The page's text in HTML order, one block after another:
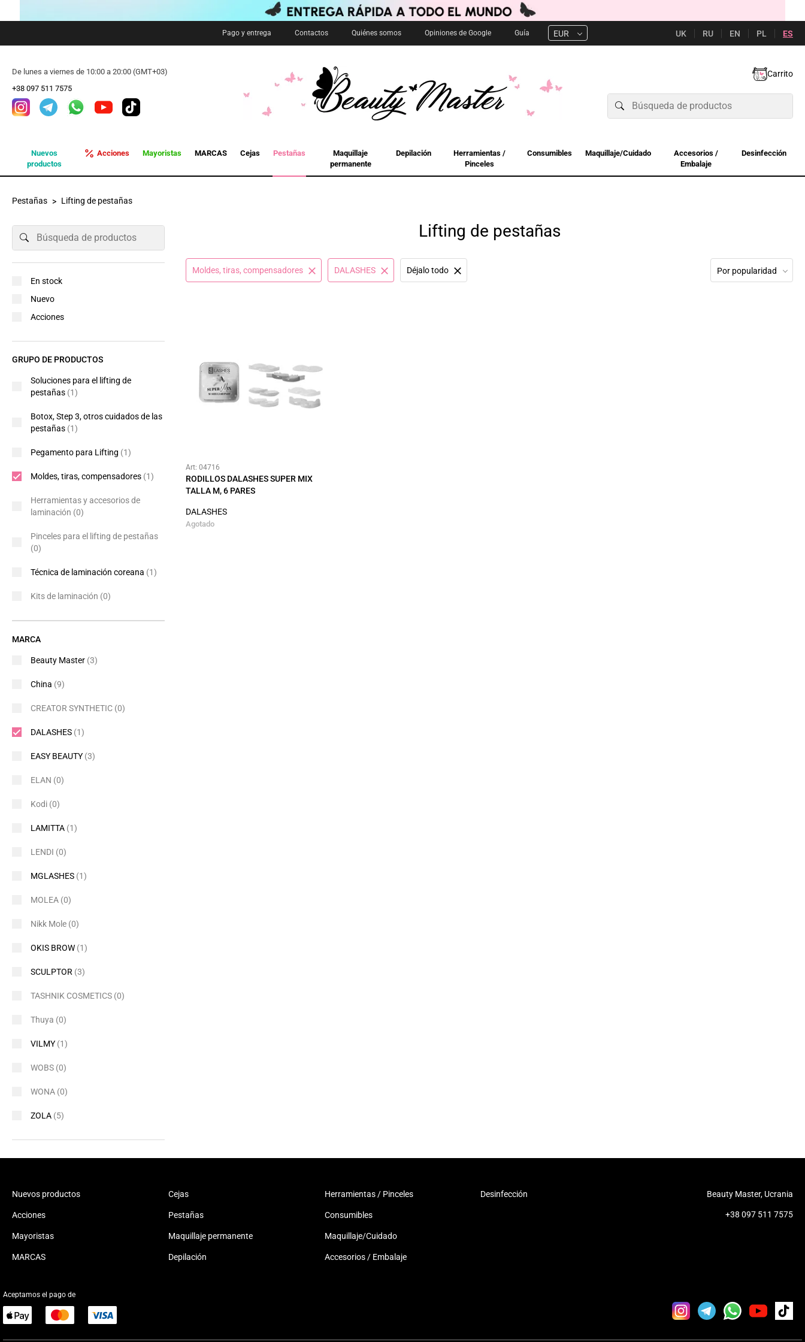
Pago y entrega Contactos Quiénes somos Opiniones de Google Guía EUR UK RU EN PL ES
De lunes a viernes de 10:00 a 20:00 (GMT+03)
+38 097 511 7575
Carrito
Nuevos
productos
Acciones Mayoristas MARCAS Cejas Pestañas
Maquillaje
permanente
Depilación
Herramientas /
Pinceles
Consumibles Maquillaje/Cuidado
Accesorios /
Embalaje
Desinfección
Pestañas Lifting de pestañas
Lifting de pestañas
Por popularidad
Moldes, tiras, compensadores DALASHES Déjalo todo
Art: 04716
RODILLOS DALASHES SUPER MIX
TALLA M, 6 PARES
DALASHES
Agotado
En stock
Nuevo
Acciones
GRUPO DE PRODUCTOS
Soluciones para el lifting de
pestañas (1)
Botox, Step 3, otros cuidados de las
pestañas (1)
Pegamento para Lifting (1)
Moldes, tiras, compensadores (1)
Herramientas y accesorios de
laminación (0)
Pinceles para el lifting de pestañas
(0)
Técnica de laminación coreana (1)
Kits de laminación (0)
MARCA
Beauty Master (3)
China (9)
CREATOR SYNTHETIC (0)
DALASHES (1)
EASY BEAUTY (3)
ELAN (0)
Kodi (0)
LAMITTA (1)
LENDI (0)
MGLASHES (1)
MOLEA (0)
Nikk Mole (0)
OKIS BROW (1)
SCULPTOR (3)
TASHNIK COSMETICS (0)
Thuya (0)
VILMY (1)
WOBS (0)
WONA (0)
ZOLA (5)
Nuevos productos
Acciones
Mayoristas
MARCAS
Cejas
Pestañas
Maquillaje permanente
Depilación
Herramientas / Pinceles
Consumibles
Maquillaje/Cuidado
Accesorios / Embalaje
Desinfección Beauty Master, Ucrania
+38 097 511 7575
Aceptamos el pago de